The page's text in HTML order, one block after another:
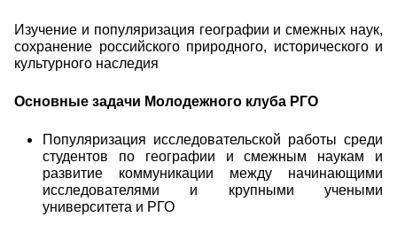
Изучение и популяризация географии и смежных наук,
сохранение российского природного, исторического и
культурного наследия
Основные задачи Молодежного клуба РГО
Популяризация исследовательской работы среди
студентов по географии и смежным наукам и
развитие коммуникации между начинающими
исследователями и крупными учеными
университета и РГО